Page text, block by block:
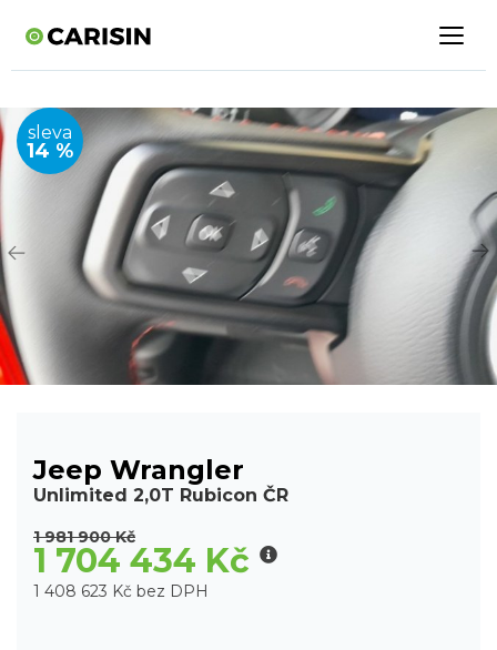
sleva
14 %
Jeep Wrangler
Unlimited 2,0T Rubicon ČR
1 981 900 Kč
1 704 434 Kč
1 408 623 Kč bez DPH